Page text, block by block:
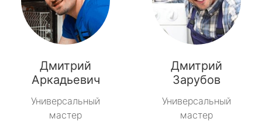
Дмитрий
Аркадьевич
Универсальный
мастер
Дмитрий
Зарубов
Универсальный
мастер